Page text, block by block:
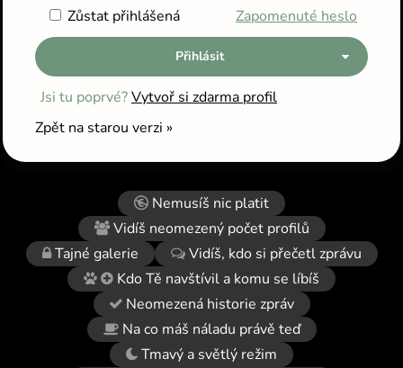
Zůstat přihlášená Zapomenuté heslo
Přihlásit
Jsi tu poprvé?Vytvoř si zdarma profil
Zpět na starou verzi »
Nemusíš nic platit
Vidíš neomezený počet profilů
Tajné galerie
Vidíš, kdo si přečetl zprávu
Kdo Tě navštívil a komu se líbíš
Neomezená historie zpráv
Na co máš náladu právě teď
Tmavý a světlý režim